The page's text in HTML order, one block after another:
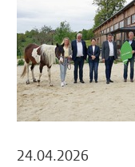
24.04.2026